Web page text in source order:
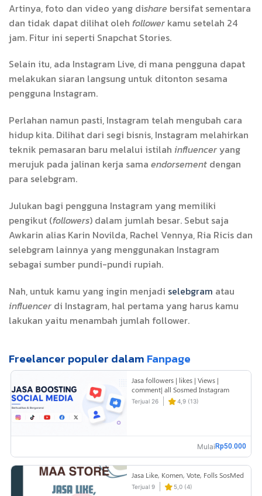
Artinya, foto dan video yang dishare bersifat sementara
dan tidak dapat dilihat oleh follower kamu setelah 24
jam. Fitur ini seperti Snapchat Stories.
Selain itu, ada Instagram Live, di mana pengguna dapat
melakukan siaran langsung untuk ditonton sesama
pengguna Instagram.
Perlahan namun pasti, Instagram telah mengubah cara
hidup kita. Dilihat dari segi bisnis, Instagram melahirkan
teknik pemasaran baru melalui istilah influenceryang
merujuk pada jalinan kerja sama endorsement dengan
para selebgram.
Julukan bagi pengguna Instagram yang memiliki
pengikut (followers) dalam jumlah besar. Sebut saja
Awkarin alias Karin Novilda, Rachel Vennya, Ria Ricis dan
selebgram lainnya yang menggunakan Instagram
sebagai sumber pundi-pundi rupiah.
Nah, untuk kamu yang ingin menjadi selebgram atau
influencer di Instagram, hal pertama yang harus kamu
lakukan yaitu menambah jumlah follower.
Freelancer populer dalam Fanpage
Jasa followers | likes | Views |
comment| all Sosmed Instagram
YouTube tiktok shopee
Terjual 26 4,9 (13)
Mulai Rp50.000
Jasa Like, Komen, Vote, Folls SosMed
Terjual 9 5,0 (4)